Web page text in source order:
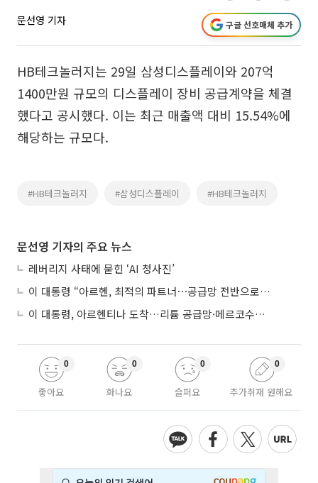
문선영 기자 구글 선호매체 추가
HB테크놀러지는 29일 삼성디스플레이와 207억
1400만원 규모의 디스플레이 장비 공급계약을 체결
했다고 공시했다. 이는 최근 매출액 대비 15.54%에
해당하는 규모다.
#HB테크놀러지 #삼성디스플레이 #HB테크놀러지
문선영 기자의 주요 뉴스
레버리지 사태에 묻힌 ‘AI 청사진’
이 대통령 “아르헨, 최적의 파트너⋯공급망 전반으로 확대”
이 대통령, 아르헨티나 도착…리튬 공급망·메르코수르 협력 논의
좋아요
0
화나요
0
슬퍼요
0
추가취재 원해요
0